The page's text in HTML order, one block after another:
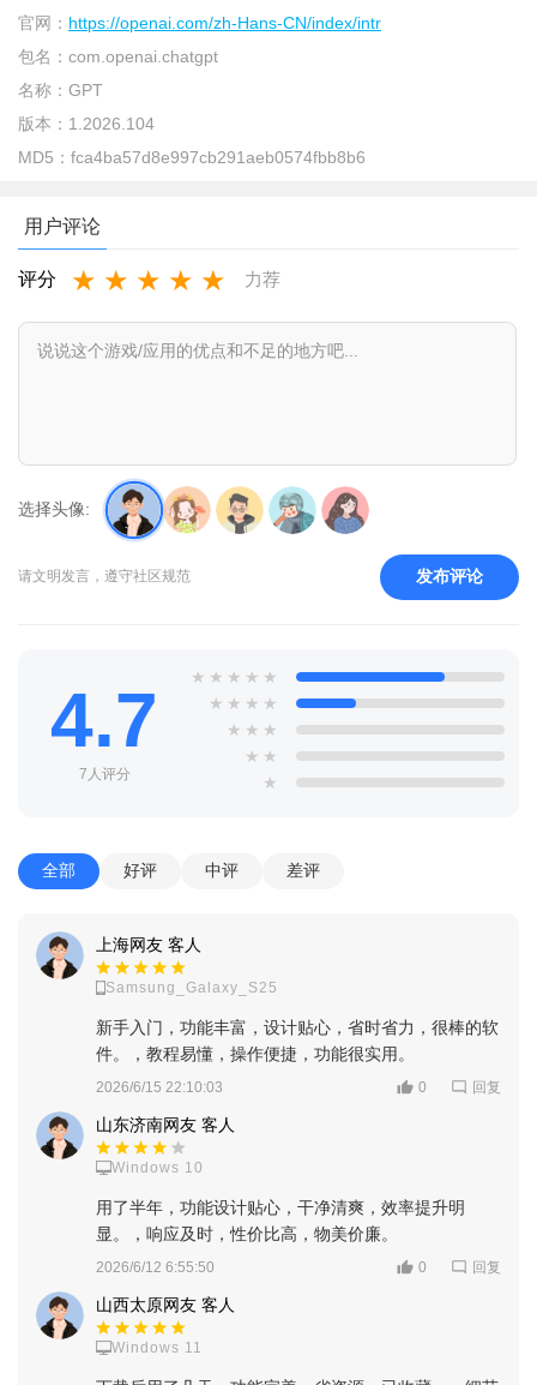
官网： https://openai.com/zh-Hans-CN/index/intr
包名： com.openai.chatgpt
名称： GPT
版本： 1.2026.104
MD5： fca4ba57d8e997cb291aeb0574fbb8b6
用户评论
评分 ★ ★ ★ ★ ★ 力荐
选择头像:
请文明发言，遵守社区规范 发布评论
4.7
7人评分
★ ★ ★ ★ ★
★ ★ ★ ★
★ ★ ★
★ ★
★
全部 好评 中评 差评
上海网友 客人
Samsung_Galaxy_S25
新手入门，功能丰富，设计贴心，省时省力，很棒的软
件。，教程易懂，操作便捷，功能很实用。
2026/6/15 22:10:03 0 回复
山东济南网友 客人
Windows 10
用了半年，功能设计贴心，干净清爽，效率提升明
显。，响应及时，性价比高，物美价廉。
2026/6/12 6:55:50 0 回复
山西太原网友 客人
Windows 11